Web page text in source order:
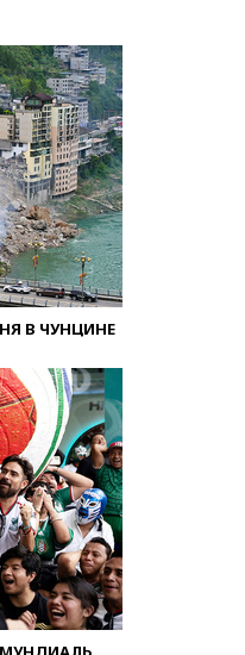
В ЧУНЦИНЕ